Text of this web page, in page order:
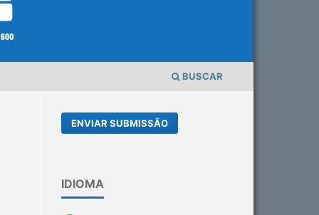
BUSCAR
ENVIAR SUBMISSÃO
IDIOMA